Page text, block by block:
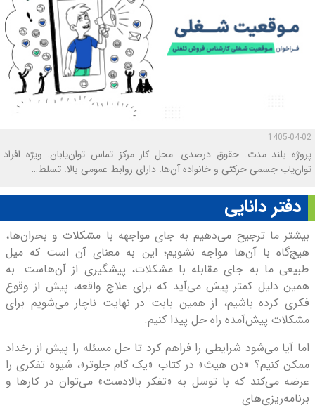
1405-04-02
پروژه بلند مدت. حقوق درصدی. محل کار مرکز تماس توان‌یابان. ویژه افراد
توان‌یاب جسمی حرکتی و خانواده آن‌ها. دارای روابط عمومی بالا. تسلط…
بیشتر ما ترجیح می‌دهیم به جای مواجهه با مشکلات و بحران‌ها،
هیچ‌گاه با آن‌ها مواجه‌ نشویم؛ این به معنای آن است که میل
طبیعی ما به جای مقابله با مشکلات، پیشگیری از آن‌هاست. به
همین دلیل کمتر پیش می‌آید که برای علاج واقعه، پیش از وقوع
فکری کرده باشیم، از همین بابت در نهایت ناچار می‌شویم برای
مشکلات پیش‌آمده راه حل پیدا کنیم.
اما آیا می‌شود شرایطی را فراهم کرد تا حل مسئله را پیش از رخداد
ممکن کنیم؟ «دن هیث» در کتاب «یک گام جلوتر»، شیوه تفکری را
عرضه می‌کند که با توسل به «تفکر بالادست» می‌توان در کارها و
برنامه‌ریزی‌های
دفتر دانايى